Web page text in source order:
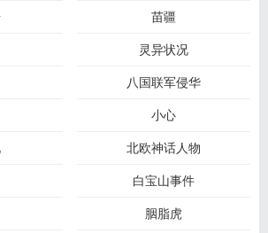
苗疆
灵异状况
八国联军侵华
小心
北欧神话人物
白宝山事件
胭脂虎